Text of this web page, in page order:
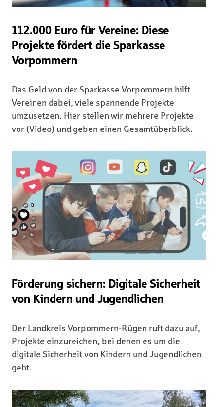
112.000 Euro für Vereine: Diese
Projekte fördert die Sparkasse
Vorpommern
Das Geld von der Sparkasse Vorpommern hilft
Vereinen dabei, viele spannende Projekte
umzusetzen. Hier stellen wir mehrere Projekte
vor (Video) und geben einen Gesamtüberblick.
Förderung sichern: Digitale Sicherheit
von Kindern und Jugendlichen
Der Landkreis Vorpommern-Rügen ruft dazu auf,
Projekte einzureichen, bei denen es um die
digitale Sicherheit von Kindern und Jugendlichen
geht.